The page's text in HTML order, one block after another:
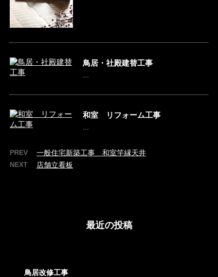
鳥居・社殿建替工事
和室 リフォーム工事
PREV 一般住宅新築工事 和室竿縁天井
NEXT 店舗立看板
最近の投稿
鳥居改修工事